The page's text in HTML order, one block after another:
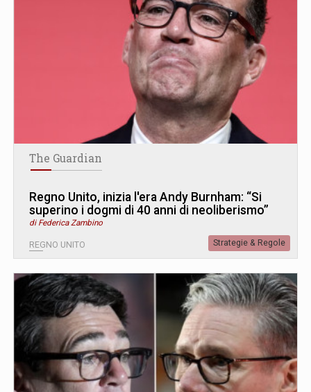
The Guardian
Regno Unito, inizia l'era Andy Burnham: “Si
superino i dogmi di 40 anni di neoliberismo”
di Federica Zambino
REGNO UNITO Strategie & Regole